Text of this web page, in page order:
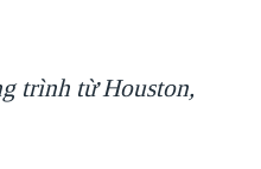
trình từ Houston,